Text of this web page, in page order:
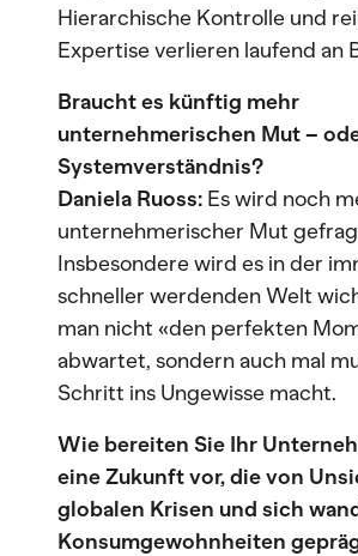
Hierarchische Kontrolle und
Expertise verlieren laufend an
Braucht es künftig mehr
unternehmerischen Mut –
Systemverständnis?
Daniela Ruoss: Es wird noch
unternehmerischer Mut
Insbesondere wird es in der
schneller werdenden Welt
man nicht «den perfekten
abwartet, sondern auch mal
Schritt ins Ungewisse macht.
Wie bereiten Sie Ihr
eine Zukunft vor, die von
globalen Krisen und sich
Konsumgewohnheiten